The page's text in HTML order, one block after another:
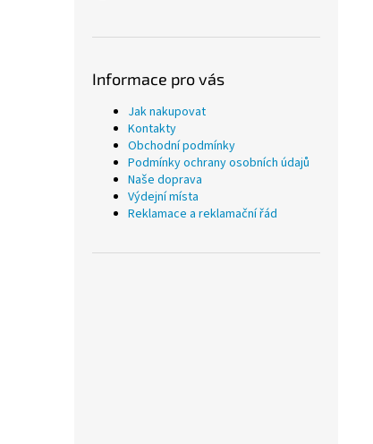
Informace pro vás
Jak nakupovat
Kontakty
Obchodní podmínky
Podmínky ochrany osobních údajů
Naše doprava
Výdejní místa
Reklamace a reklamační řád